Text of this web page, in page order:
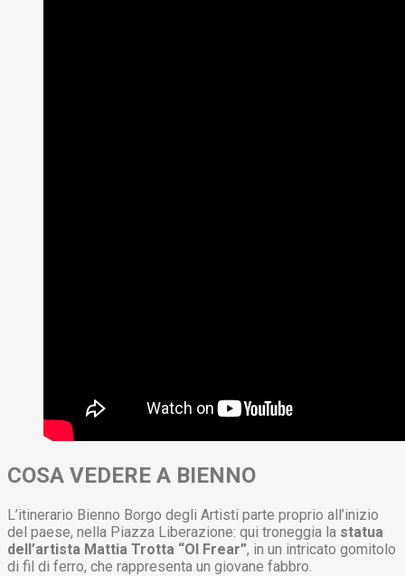
COSA VEDERE A BIENNO
L’itinerario Bienno Borgo degli Artisti parte proprio all’inizio
del paese, nella Piazza Liberazione: qui troneggia la statua
dell’artista Mattia Trotta “Ol Frear”, in un intricato gomitolo
di fil di ferro, che rappresenta un giovane fabbro.